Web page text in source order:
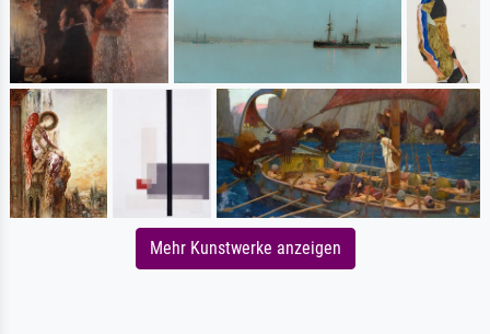
Mehr Kunstwerke anzeigen